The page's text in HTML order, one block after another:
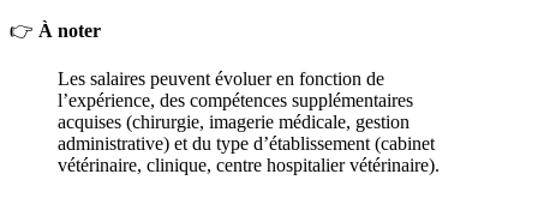
👉 À noter
Les salaires peuvent évoluer en fonction de
l’expérience, des compétences supplémentaires
acquises (chirurgie, imagerie médicale, gestion
administrative) et du type d’établissement (cabinet
vétérinaire, clinique, centre hospitalier vétérinaire).